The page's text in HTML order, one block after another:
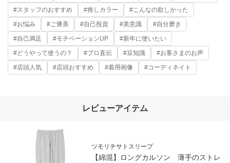
#スタッフのおすすめ
#推しカラー
#こんなの欲しかった
#お悩み
#ご褒美 #自己投資 #美意識
#自分磨き
#自己満足
#モチベーションUP
#新年に使いたい
#どうやって使うの？
#プロ直伝 #豆知識
#お客さまのお声
#店頭人気
#店頭おすすめ #着用画像 #コーディネイト
レビューアイテム
ツモリチサトスリープ
【綿混】ロングカルソン 薄手のストレ